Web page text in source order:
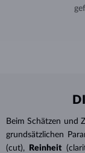
Beim Schätzen und
grundsätzlichen
(cut),
Reinheit